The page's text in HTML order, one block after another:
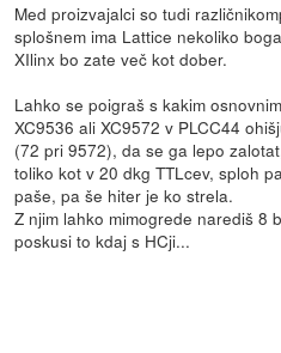
Med proizvajalci so tudi
splošnem ima Lattice nekoliko
XIlinx bo zate več kot dober.
Lahko se poigraš s kakim
XC9536 ali XC9572 v PLCC44
(72 pri 9572), da se ga lepo
toliko kot v 20 dkg TTLcev, sploh
paše, pa še hiter je ko strela.
Z njim lahko mimogrede narediš 8
poskusi to kdaj s HCji...